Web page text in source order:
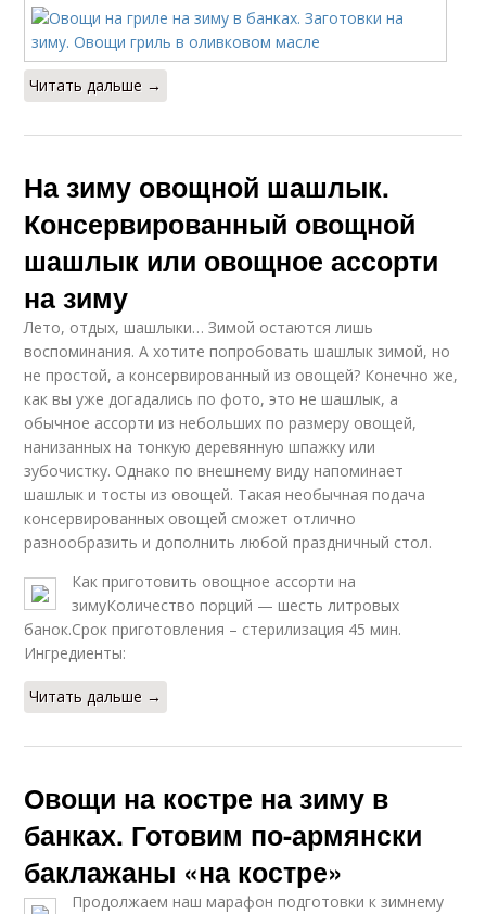
Читать дальше →
На зиму овощной шашлык.
Консервированный овощной
шашлык или овощное ассорти
на зиму
Лето, отдых, шашлыки… Зимой остаются лишь
воспоминания. А хотите попробовать шашлык зимой, но
не простой, а консервированный из овощей? Конечно же,
как вы уже догадались по фото, это не шашлык, а
обычное ассорти из небольших по размеру овощей,
нанизанных на тонкую деревянную шпажку или
зубочистку. Однако по внешнему виду напоминает
шашлык и тосты из овощей. Такая необычная подача
консервированных овощей сможет отлично
разнообразить и дополнить любой праздничный стол.
Как приготовить овощное ассорти на
зимуКоличество порций — шесть литровых
банок.Срок приготовления – стерилизация 45 мин.
Ингредиенты:
Читать дальше →
Овощи на костре на зиму в
банках. Готовим по-армянски
баклажаны «на костре»
Продолжаем наш марафон подготовки к зимнему